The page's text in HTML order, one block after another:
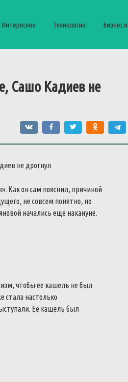
Интересное Технологии Бизнес
Сашо Кадиев не
Как он сам пояснил, причиной
не совсем понятно, но
начались еще накануне.
чтобы ее кашель не был
стала настолько
Ее кашель был